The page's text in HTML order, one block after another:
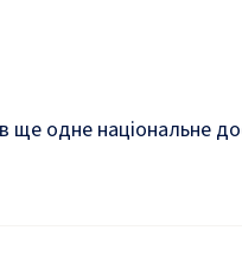
ще одне національне